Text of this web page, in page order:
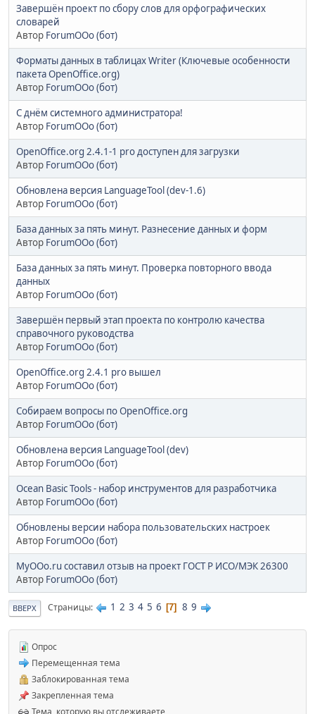
Завершён проект по сбору слов для орфографических
словарей
Автор ForumOOo (бот)
Форматы данных в таблицах Writer (Ключевые особенности
пакета OpenOffice.org)
Автор ForumOOo (бот)
С днём системного администратора!
Автор ForumOOo (бот)
OpenOffice.org 2.4.1-1 pro доступен для загрузки
Автор ForumOOo (бот)
Обновлена версия LanguageTool (dev-1.6)
Автор ForumOOo (бот)
База данных за пять минут. Разнесение данных и форм
Автор ForumOOo (бот)
База данных за пять минут. Проверка повторного ввода
данных
Автор ForumOOo (бот)
Завершён первый этап проекта по контролю качества
справочного руководства
Автор ForumOOo (бот)
OpenOffice.org 2.4.1 pro вышел
Автор ForumOOo (бот)
Собираем вопросы по OpenOffice.org
Автор ForumOOo (бот)
Обновлена версия LanguageTool (dev)
Автор ForumOOo (бот)
Ocean Basic Tools - набор инструментов для разработчика
Автор ForumOOo (бот)
Обновлены версии набора пользовательских настроек
Автор ForumOOo (бот)
MyOOo.ru составил отзыв на проект ГОСТ Р ИСО/МЭК 26300
Автор ForumOOo (бот)
ВВЕРХ Страницы 1 2 3 4 5 6 7 8 9
Опрос
Перемещенная тема
Заблокированная тема
Закрепленная тема
Тема, которую вы отслеживаете